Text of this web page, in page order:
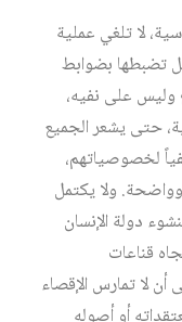
لا تلغي عملية
تضبطها بضوابط
وليس على نفيه،
حتى يشعر الجميع
لخصوصياتهم،
وواضحة. ولا يكتمل
دولة الإنسان
قناعات
لا تمارس الإقصاء